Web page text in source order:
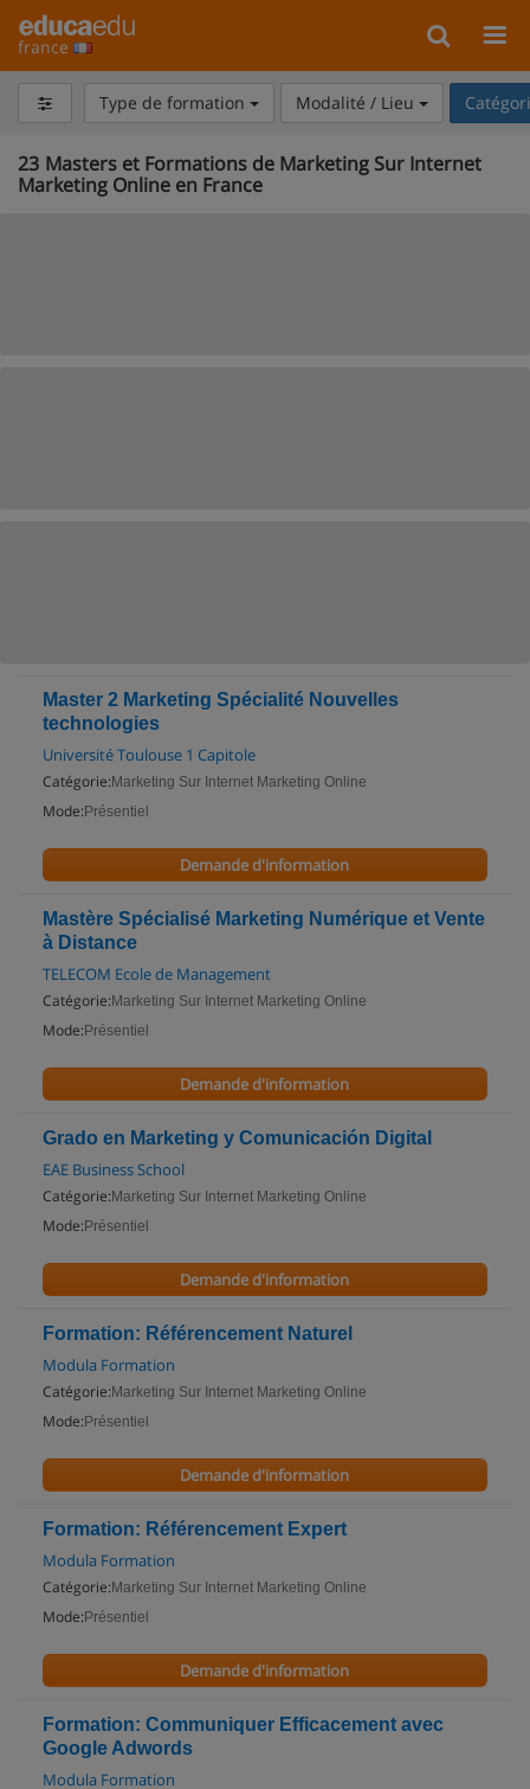
france
Type de formation Modalité / Lieu
23 Masters et Formations de Marketing Sur Internet
Marketing Online en France
Master 2 Marketing Spécialité Nouvelles
technologies
Université Toulouse 1 Capitole
Catégorie: Marketing Sur Internet Marketing Online
Mode: Présentiel
Demande d'information
Mastère Spécialisé Marketing Numérique et Vente
à Distance
TELECOM Ecole de Management
Catégorie: Marketing Sur Internet Marketing Online
Mode: Présentiel
Demande d'information
Grado en Marketing y Comunicación Digital
EAE Business School
Catégorie: Marketing Sur Internet Marketing Online
Mode: Présentiel
Demande d'information
Formation: Référencement Naturel
Modula Formation
Catégorie: Marketing Sur Internet Marketing Online
Mode: Présentiel
Demande d'information
Formation: Référencement Expert
Modula Formation
Catégorie: Marketing Sur Internet Marketing Online
Mode: Présentiel
Demande d'information
Formation: Communiquer Efficacement avec
Google Adwords
Modula Formation